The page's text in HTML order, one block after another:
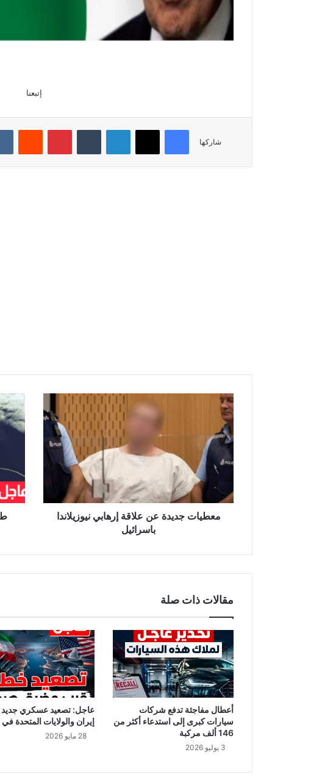
إتبعنا
شاركها
فيسبوك لينكدإن بينتيريست
م
ع
ط
ي
ت
د
ي
ن
ق
ة
إ
ه
ا
ب
ي
ن
ي
و
ل
معطيات جديدة عن علاقة إرهابي نيوزيلاندا
باسرائيل
ط
ق
س
و
م
:
ا
ي
ة
ب
ه
ذ
ه
ا
ل
ج
و
مقالات ذات صلة
أعطال مفاجئة تدفع شركات
سيارات كبرى إلى استدعاء أكثر من
146 ألف مركبة
3 يوليو 2026
عاجل: تصعيد عسكري جديد
إيران والولايات المتحدة في
28 مايو 2026